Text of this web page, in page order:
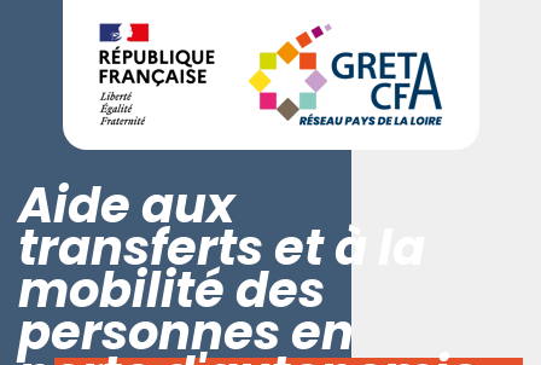
Aide aux
transferts et à la
mobilité des
personnes en